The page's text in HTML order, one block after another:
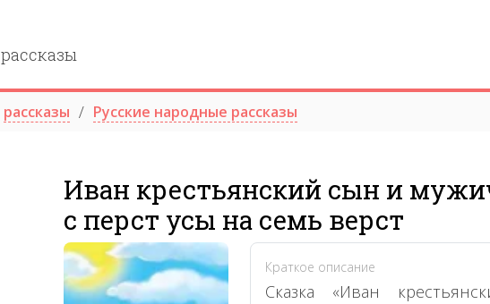
рассказы
рассказы Русские народные рассказы
Иван крестьянский сын и
с перст усы на семь верст
Краткое описание
Сказка «Иван